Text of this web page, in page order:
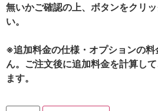
無いかご確認の上、ボタンをクリ
い。
※追加料金の仕様・オプションの
ん。ご注文後に追加料金を計算し
ます。